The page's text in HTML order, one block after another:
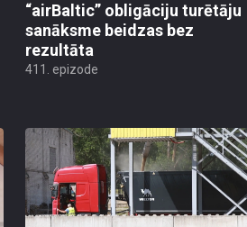
“airBaltic” obligāciju turētāju
sanāksme beidzas bez
rezultāta
411. epizode